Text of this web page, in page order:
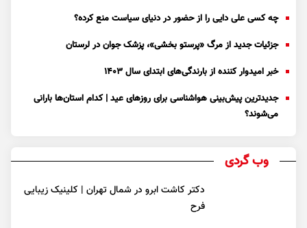
چه کسی علی دایی را از حضور در دنیای سیاست منع کرده؟
جزئیات جدید از مرگ «پرستو بخشی»، پزشک جوان در لرستان
خبر امیدوار کننده از بارندگی‌های ابتدای سال ۱۴۰۳
جدیدترین پیش‌بینی هواشناسی برای روزهای عید | کدام استان‌ها بارانی
می‌شوند؟
وب گردی
دکتر کاشت ابرو در شمال تهران | کلینیک زیبایی
فرح